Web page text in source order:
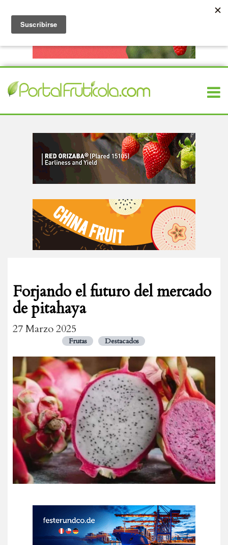
Forjando el futuro del mercado
de pitahaya
27 Marzo 2025
Frutas Destacados